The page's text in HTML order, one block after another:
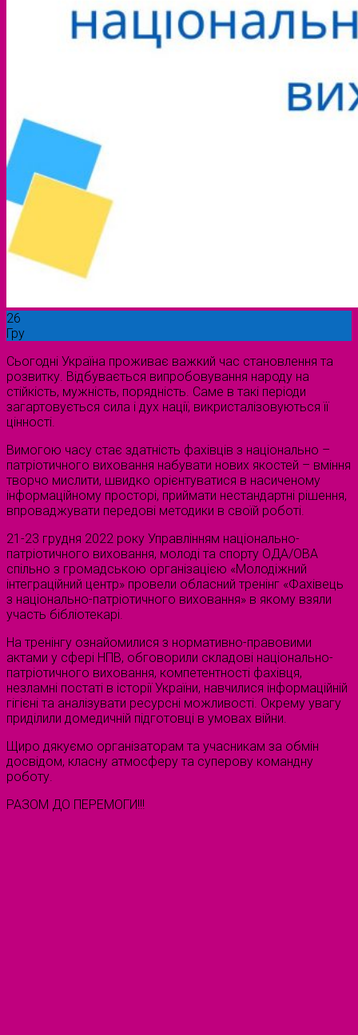
26
Гру
Сьогодні Україна проживає важкий час становлення та
розвитку. Відбувається випробовування народу на
стійкість, мужність, порядність. Саме в такі періоди
загартовується сила і дух нації, викристалізовуються її
цінності.
Вимогою часу стає здатність фахівців з національно –
патріотичного виховання набувати нових якостей – вміння
творчо мислити, швидко орієнтуватися в насиченому
інформаційному просторі, приймати нестандартні рішення,
впроваджувати передові методики в своїй роботі.
21-23 грудня 2022 року Управлінням національно-
патріотичного виховання, молоді та спорту ОДА/ОВА
спільно з громадською організацією «Молодіжний
інтеграційний центр» провели обласний тренінг «Фахівець
з національно-патріотичного виховання» в якому взяли
участь бібліотекарі.
На тренінгу ознайомилися з нормативно-правовими
актами у сфері НПВ, обговорили складові національно-
патріотичного виховання, компетентності фахівця,
незламні постаті в історії України, навчилися інформаційній
гігієні та аналізувати ресурсні можливості. Окрему увагу
приділили домедичній підготовці в умовах війни.
Щиро дякуємо організаторам та учасникам за обмін
досвідом, класну атмосферу та суперову командну
роботу.
РАЗОМ ДО ПЕРЕМОГИ!!!